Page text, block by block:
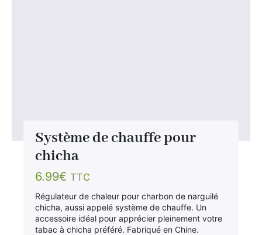
Système de chauffe pour
chicha
6.99€ TTC
Régulateur de chaleur pour charbon de narguilé
chicha, aussi appelé système de chauffe. Un
accessoire idéal pour apprécier pleinement votre
tabac à chicha préféré. Fabriqué en Chine.